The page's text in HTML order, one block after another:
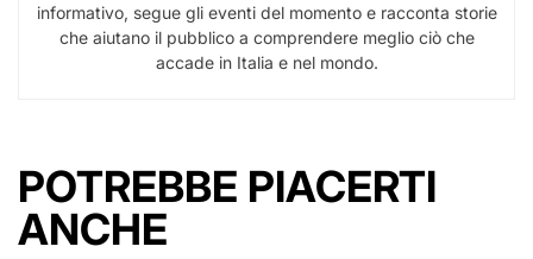
informativo, segue gli eventi del momento e racconta storie
che aiutano il pubblico a comprendere meglio ciò che
accade in Italia e nel mondo.
POTREBBE PIACERTI
ANCHE